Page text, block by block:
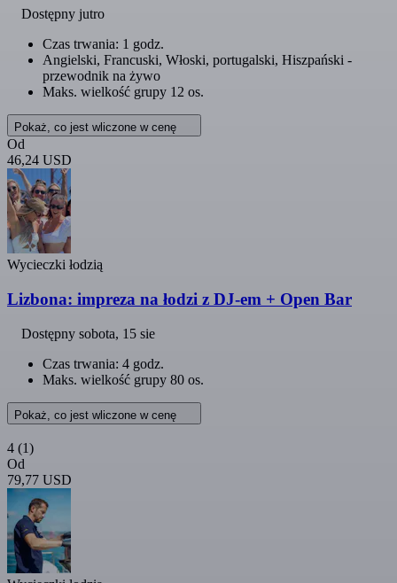
Dostępny jutro
Czas trwania: 1 godz.
Angielski, Francuski, Włoski, portugalski, Hiszpański -
przewodnik na żywo
Maks. wielkość grupy 12 os.
Pokaż, co jest wliczone w cenę
Od
46,24 USD
Wycieczki łodzią
Lizbona: impreza na łodzi z DJ-em + Open Bar
Dostępny sobota, 15 sie
Czas trwania: 4 godz.
Maks. wielkość grupy 80 os.
Pokaż, co jest wliczone w cenę
4 (1)
Od
79,77 USD